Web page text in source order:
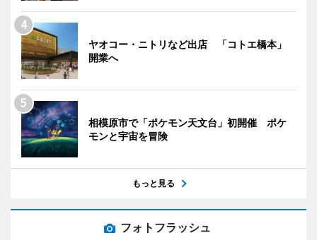
ヤオコー・ニトリなど出店 「コトエ橋本」
開業へ
相模原市で「ポケモン天文台」初開催 ポケ
モンと宇宙を冒険
もっと見る
フォトフラッシュ